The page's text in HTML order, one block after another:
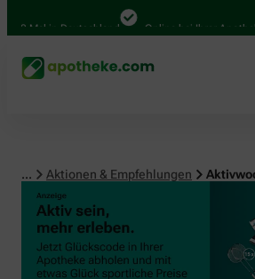
Mal in Deutschland Online bei Ihrer Apotheke
... Aktionen & Empfehlungen